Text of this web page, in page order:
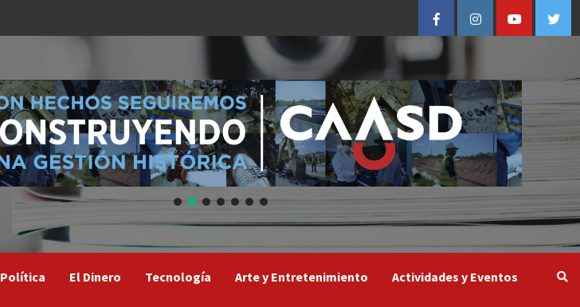
FacebookInstagramYoutube
Política El Dinero Tecnología Arte y Entretenimiento Actividades y Eventos